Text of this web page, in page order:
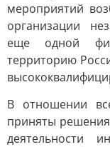
мероприятий
организации
еще одной
территорию
В отношении
приняты
деятельности